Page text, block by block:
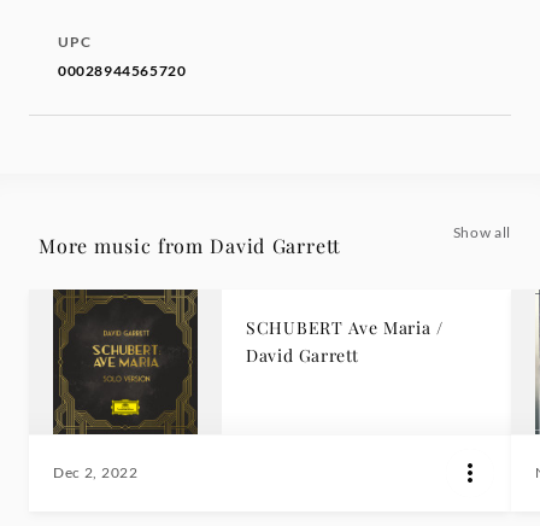
UPC
00028944565720
More music from David Garrett
Show all
SCHUBERT Ave Maria /
David Garrett
Dec 2, 2022